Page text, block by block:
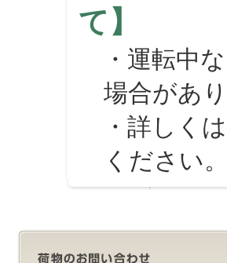
て】
・運転中な
場合があり
・詳しく
ください。